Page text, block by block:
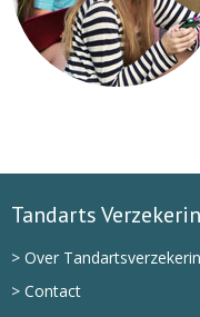
Tandarts
> Over
> Contact